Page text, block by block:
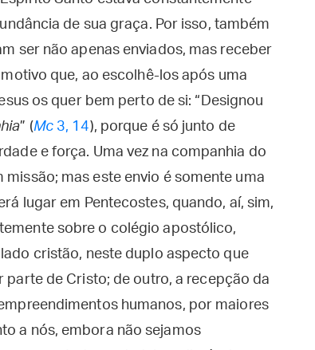
de sua graça. Por isso, também
ser não apenas enviados, mas receber
que, ao escolhê-los após uma
os quer bem perto de si: “Designou
” (Mc3, 14), porque é só junto de
e força. Uma vez na companhia do
mas este envio é somente uma
lugar em Pentecostes, quando, aí, sim,
sobre o colégio apostólico,
cristão, neste duplo aspecto que
parte de Cristo; de outro, a recepção da
humanos, por maiores
a nós, embora não sejamos